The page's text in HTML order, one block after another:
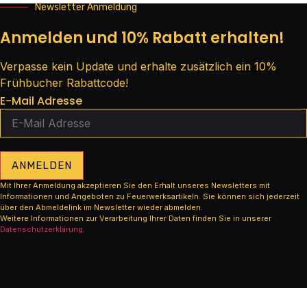
Newsletter Anmeldung
Anmelden und 10% Rabatt erhalten!
Verpasse kein Update und erhalte zusätzlich ein 10%
Frühbucher Rabattcode!
E-Mail Adresse
ANMELDEN
Mit Ihrer Anmeldung akzeptieren Sie den Erhalt unseres Newsletters mit
Informationen und Angeboten zu Feuerwerksartikeln. Sie können sich jederzeit
über den Abmeldelink im Newsletter wieder abmelden.
Weitere Informationen zur Verarbeitung Ihrer Daten finden Sie in unserer
Datenschutzerklärung